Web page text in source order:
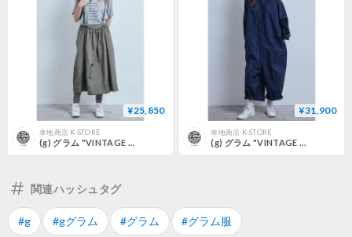
¥25,850
幸地商店 K-STORE
(g) グラム "VINTAGE CLOTH SHOULDER STRAP SKIRT"
¥31,900
幸地商店 K-STORE
(g) グラム "VINTAGE CLOTH ALLINONE" ヴィンテージクロスオールインワン
関連ハッシュタグ
#g #gグラム #グラム #グラム服